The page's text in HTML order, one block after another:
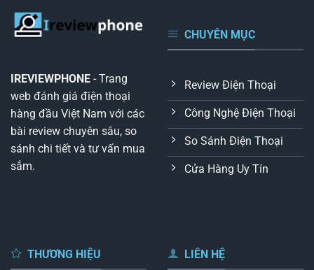
IREVIEWPHONE - Trang
web đánh giá điện thoại
hàng đầu Việt Nam với các
bài review chuyên sâu, so
sánh chi tiết và tư vấn mua
sắm.
CHUYÊN MỤC
Review Điện Thoại
Công Nghệ Điện Thoại
So Sánh Điện Thoại
Cửa Hàng Uy Tín
THƯƠNG HIỆU LIÊN HỆ